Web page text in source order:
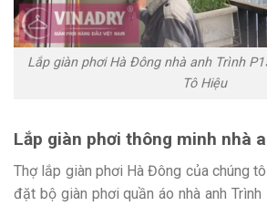
Lắp giàn phơi Hà Đông nhà anh Trình
Tô Hiệu
Lắp giàn phơi thông minh nhà
Thợ lắp giàn phơi Hà Đông của chúng
đặt bộ giàn phơi quần áo nhà anh Trình